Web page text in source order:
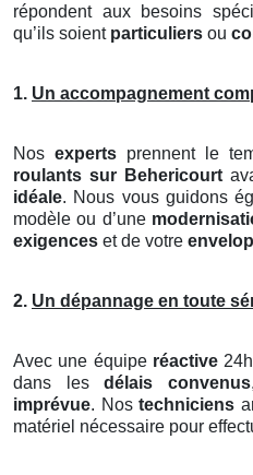
répondent aux besoins
qu’ils soient particuliers ou
1. Un accompagnement
Nos experts prennent le
roulants sur Behericourt
idéale. Nous vous guidons
modèle ou d’une
exigences et de votre
2. Un dépannage en toute
Avec une équipe réactive
dans lesdélais convenus
imprévue. Nostechniciens
matériel nécessaire pour